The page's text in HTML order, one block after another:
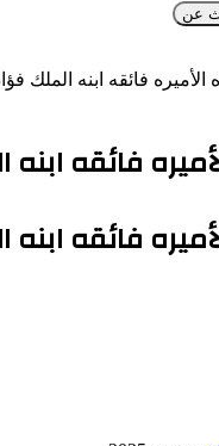
عن
الأميره فائقه ابنه الملك
فائقه
فائقه